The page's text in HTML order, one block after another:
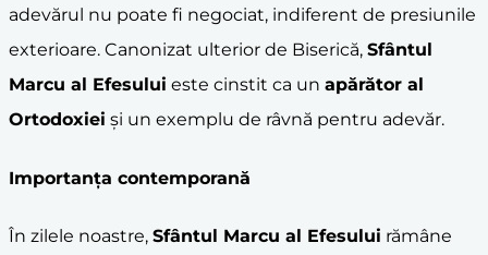
adevărul nu poate fi negociat, indiferent de presiunile
exterioare. Canonizat ulterior de Biserică, Sfântul
Marcu al Efesului este cinstit ca un apărător al
Ortodoxiei și un exemplu de râvnă pentru adevăr.
Importanța contemporană
În zilele noastre, Sfântul Marcu al Efesului rămâne